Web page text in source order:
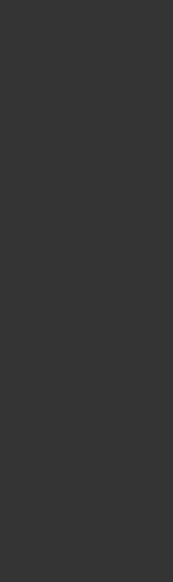
Führerschein
in Waltrop und
für drei